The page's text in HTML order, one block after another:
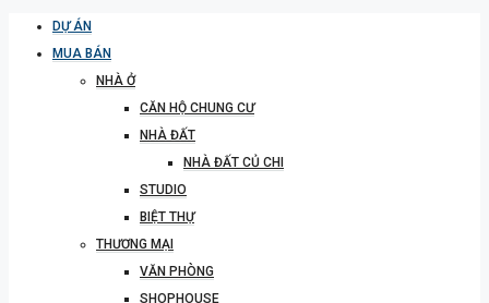
DỰ ÁN
MUA BÁN
NHÀ Ở
CĂN HỘ CHUNG CƯ
NHÀ ĐẤT
NHÀ ĐẤT CỦ CHI
STUDIO
BIỆT THỰ
THƯƠNG MẠI
VĂN PHÒNG
SHOPHOUSE